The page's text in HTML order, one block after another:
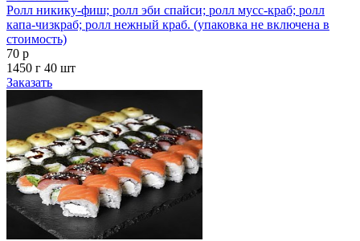
Ролл никику-фиш; ролл эби спайси; ролл мусс-краб; ролл
капа-чизкраб; ролл нежный краб. (упаковка не включена в
стоимость)
70 р
1450 г 40 шт
Заказать